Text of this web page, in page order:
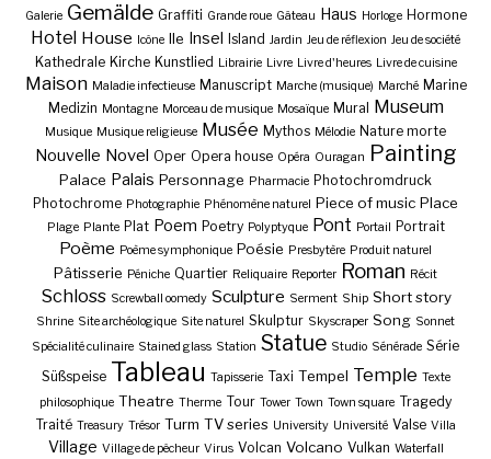
Galerie Gemälde Graffiti Grande roue Gâteau Haus Horloge Hormone
Hotel House Icône Ile Insel Island Jardin Jeu de réflexion Jeu de société
Kathedrale Kirche Kunstlied Librairie Livre Livre d'heures Livre de cuisine
Maison Maladie infectieuse Manuscript Marche (musique) Marché Marine
Medizin Montagne Morceau de musique Mosaïque Mural Museum
Musique Musique religieuse Musée Mythos Mélodie Nature morte
Nouvelle Novel Oper Opera house Opéra Ouragan Painting
Palace Palais Personnage Pharmacie Photochromdruck
Photochrome Photographie Phénomène naturel Piece of music Place
Plage Plante Plat Poem Poetry Polyptyque Pont Portail Portrait
Poème Poème symphonique Poésie Presbytère Produit naturel
Pâtisserie Péniche Quartier Reliquaire Reporter Roman Récit
Schloss Screwball oomedy Sculpture Serment Ship Short story
Shrine Site archéologique Site naturel Skulptur Skyscraper Song Sonnet
Spécialité culinaire Stained glass Station Statue Studio Sénérade Série
Süßspeise Tableau Tapisserie Taxi Tempel Temple Texte
philosophique Theatre Therme Tour Tower Town Town square Tragedy
Traité Treasury Trésor Turm TV series University Université Valse Villa
Village Village de pêcheur Virus Volcan Volcano Vulkan Waterfall